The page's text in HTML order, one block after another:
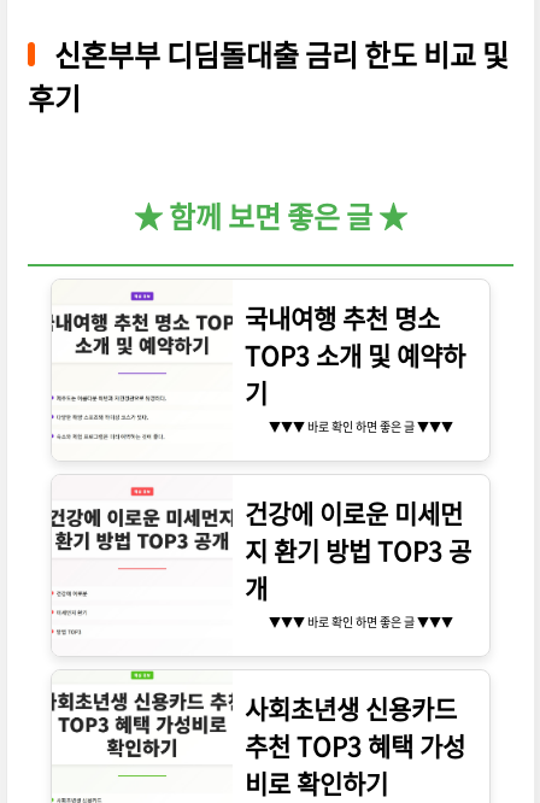
신혼부부 디딤돌대출 금리 한도 비교 및
후기
★ 함께 보면 좋은 글 ★
국내여행 추천 명소
TOP3 소개 및 예약하
기
▼▼▼ 바로 확인 하면 좋은 글 ▼▼▼
건강에 이로운 미세먼
지 환기 방법 TOP3 공
개
▼▼▼ 바로 확인 하면 좋은 글 ▼▼▼
사회초년생 신용카드
추천 TOP3 혜택 가성
비로 확인하기